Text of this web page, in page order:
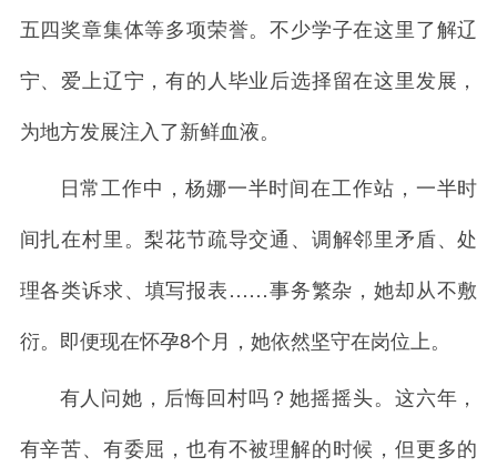
五四奖章集体等多项荣誉。不少学子在这里了解辽
宁、爱上辽宁，有的人毕业后选择留在这里发展，
为地方发展注入了新鲜血液。
日常工作中，杨娜一半时间在工作站，一半时
间扎在村里。梨花节疏导交通、调解邻里矛盾、处
理各类诉求、填写报表……事务繁杂，她却从不敷
衍。即便现在怀孕8个月，她依然坚守在岗位上。
有人问她，后悔回村吗？她摇摇头。这六年，
有辛苦、有委屈，也有不被理解的时候，但更多的